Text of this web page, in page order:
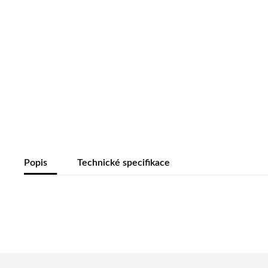
Popis Technické specifikace